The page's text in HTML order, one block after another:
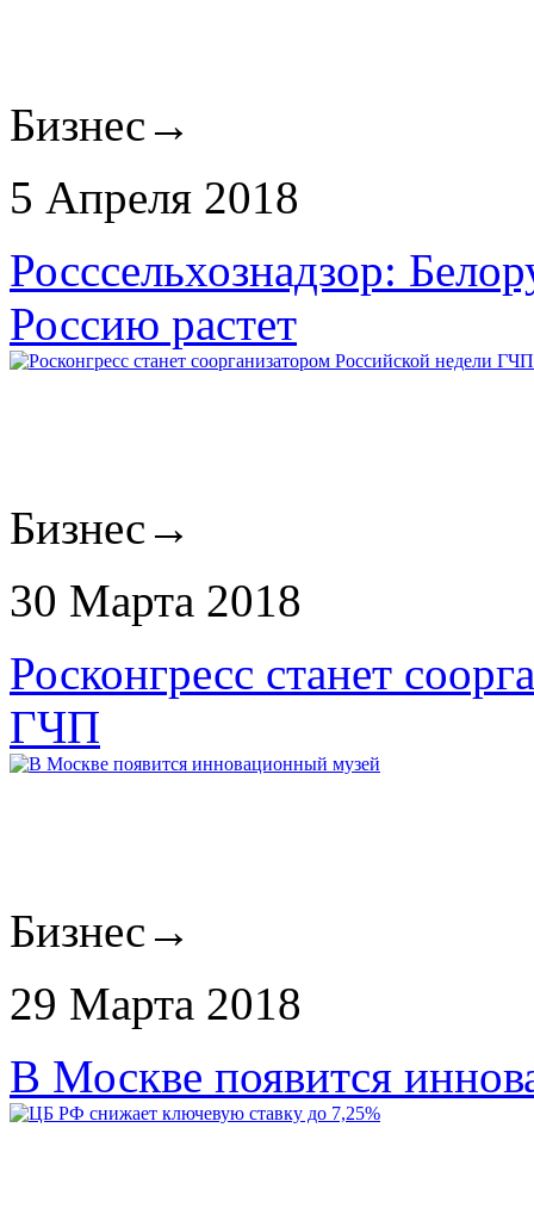
Бизнес →
5 Апреля 2018
Росссельхознадзор:
Россию растет
Бизнес →
30 Марта 2018
Росконгресс станет
ГЧП
Бизнес →
29 Марта 2018
В Москве появится